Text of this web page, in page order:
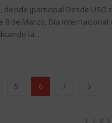
decide ¡participa! Desde USO
8 de Marzo, Día internacional
la...
5 6 7